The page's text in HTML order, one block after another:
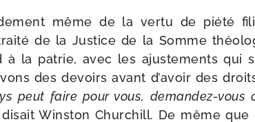
même de la ver­tu de pié­té
de la Justice de la Somme
à la patrie, avec les ajus­te­ments qui
des devoirs avant d’a­voir des
peut faire pour vous, demandez-​vous
Winston Churchill. De même